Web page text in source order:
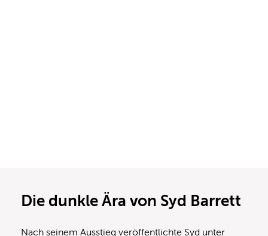
Die dunkle Ära von Syd Barrett
Nach seinem Ausstieg veröffentlichte Syd unter